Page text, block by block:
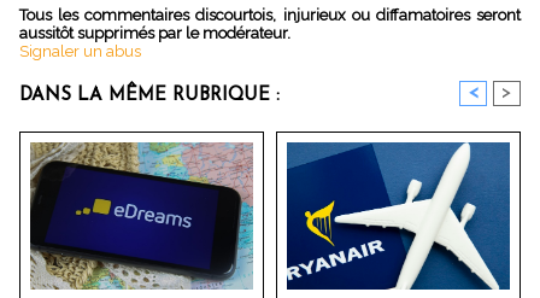
Tous les commentaires discourtois, injurieux ou diffamatoires seront
aussitôt supprimés par le modérateur.
Signaler un abus
DANS LA MÊME RUBRIQUE : < >